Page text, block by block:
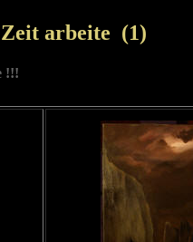
arbeite (1)
!!!